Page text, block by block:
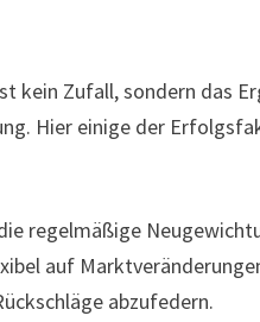
kein Zufall, sondern das
Hier einige der
regelmäßige
auf
abzufedern.